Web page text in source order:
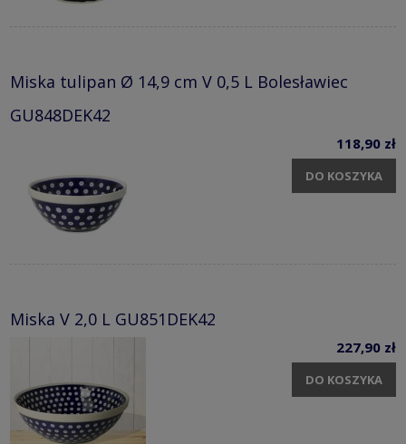
Miska tulipan Ø 14,9 cm V 0,5 L Bolesławiec
GU848DEK42
118,90 zł
DO KOSZYKA
Miska V 2,0 L GU851DEK42
227,90 zł
DO KOSZYKA